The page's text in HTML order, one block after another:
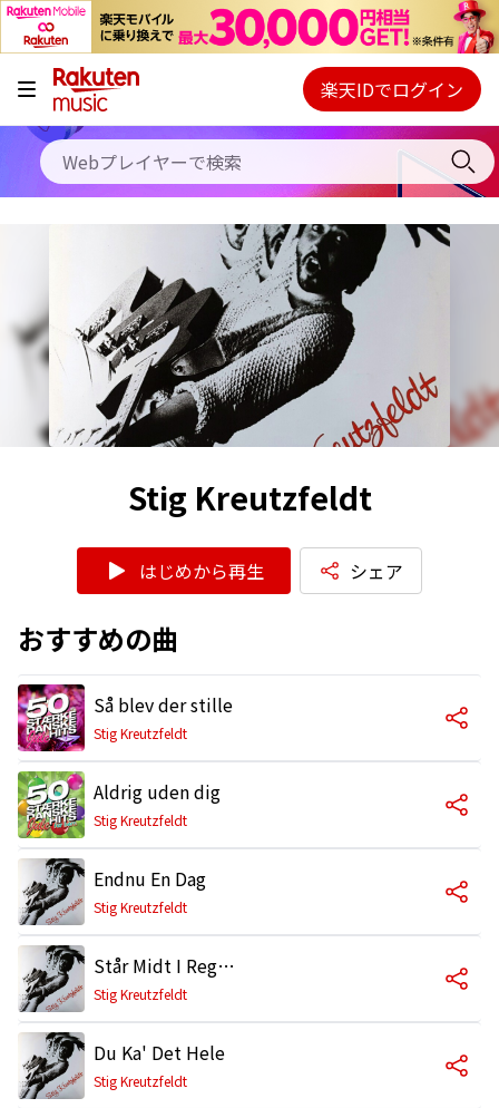
キャンペーン
料金プラン
使い方
初回30日間無料お試し
Webプレイヤー
ご契約内容の確認・変更
楽天IDでログイン
Stig Kreutzfeldt
はじめから再生 シェア
おすすめの曲
Så blev der stille
Stig Kreutzfeldt
Aldrig uden dig
Stig Kreutzfeldt
Endnu En Dag
Stig Kreutzfeldt
Står Midt I Regnen
Stig Kreutzfeldt
Du Ka' Det Hele
Stig Kreutzfeldt